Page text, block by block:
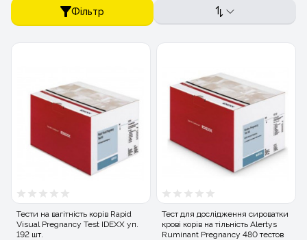
Фільтр
Тести на вагітність корів Rapid
Visual Pregnancy Test IDEXX уп.
192 шт.
Тест для дослідження сироватки
крові корів на тільність Alertys
Ruminant Pregnancy 480 тестов